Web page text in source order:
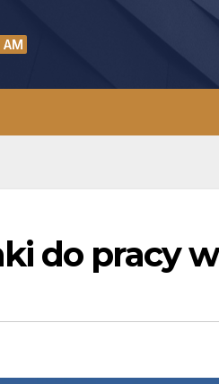
AM
do pracy